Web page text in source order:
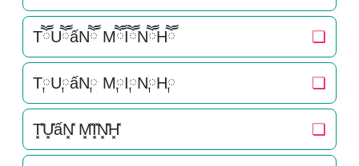
TཽUཽấNཽ MཽIཽNཽHཽ ❏
T༙U༙ấN༙ M༙I༙N༙H༙ ❏
T͓̽U͓̽ấN͓̽ M͓̽I͓̽N͓̽H͓̽ ❏